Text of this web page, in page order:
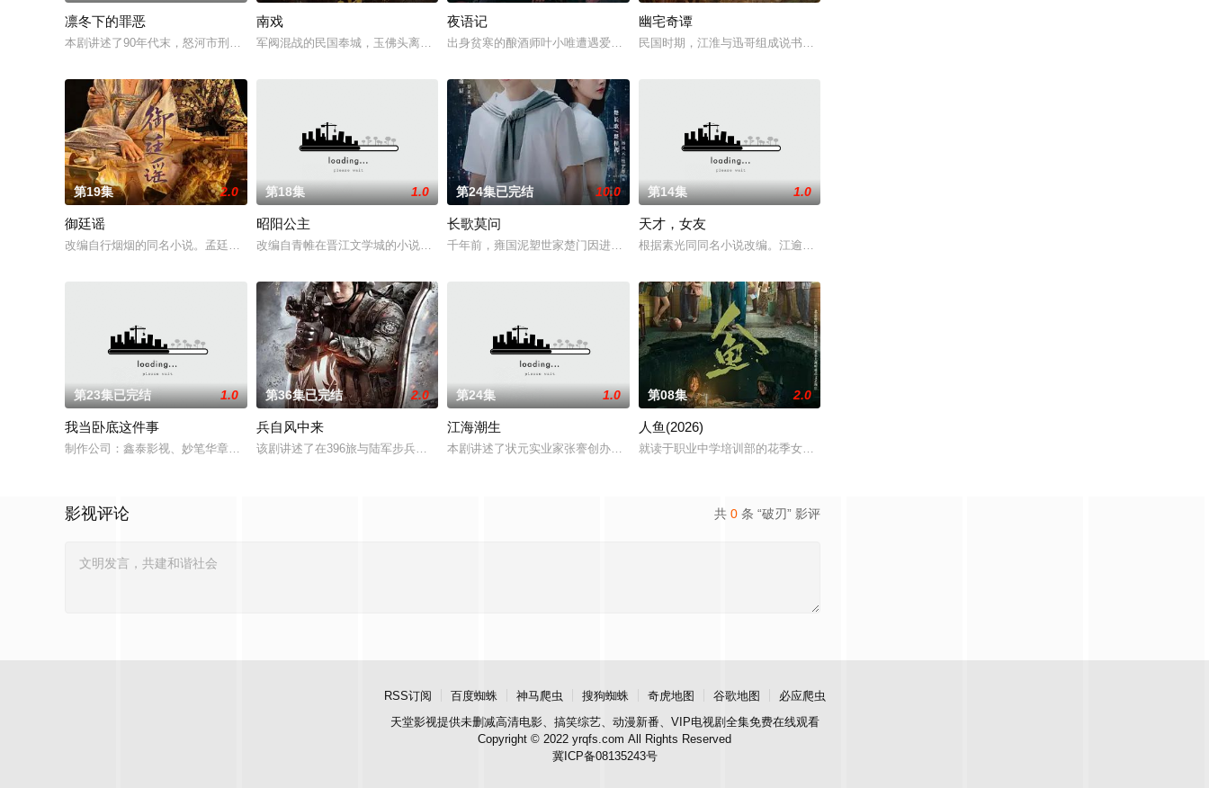
凛冬下的罪恶
本剧讲述了90年代末，怒河市刑侦支队在无普及监控、无DNA鉴定技术的支持下，通过摸排、勘查等传统刑侦手段，接连破获数起重案要
南戏
军阀混战的民国奉城，玉佛头离奇失窃，戏班主横尸戏台，将冷血少帅许又安与昆曲名伶荣筱楠推向不死不休的对立绝境。而他们不知，对方
夜语记
出身贫寒的酿酒师叶小唯遭遇爱人程桉、恩师林晚媚的双重背叛。她从恨意中涅槃重生，借私生女桑落的身份入住程家。她步步为营，周旋在
幽宅奇谭
民国时期，江淮与迅哥组成说书班子，偶遇“白天人住屋，晚上鬼占房”的阴阳宅，江淮被掳走配“阴婚”。他与
第19集 2.0
御廷谣
改编自行烟烟的同名小说。孟廷辉，大平王朝有史以来个以女子进士科三元及第入翰林院的奇女子。十年前的她被他从死人堆里救出来，蓬头
第18集 1.0
昭阳公主
改编自青帷在晋江文学城的小说《平阳公主》。
第24集已完结 10.0
长歌莫问
千年前，雍国泥塑世家楚门因进贡的“十二生肖”离奇流血炸裂，惨遭满门流放，楚父以死鸣冤。楚家大小姐楚梓鸢带着滔天恨意，在屠刀落
第14集 1.0
天才，女友
根据素光同同名小说改编。江逾白长大以后，林知夏忽然对他说：“江逾白，我喜欢你，哲学和生物学意义上的
第23集已完结 1.0
我当卧底这件事
制作公司：鑫泰影视、妙笔华章题材：警匪、反诈规格：15分钟X24集拍摄地点：广东出品人：郑伟、梁可青、孟钰辰、刘凌爽总制片人
第36集已完结 2.0
兵自风中来
该剧讲述了在396旅与陆军步兵学院联合举办的小型军事演习中，郭子剑因不满演习流于形式，假传指令要求真打实抗，虽引发哗然，却获
第24集 1.0
江海潮生
本剧讲述了状元实业家张謇创办大生企业，实业报国的故事。甲午战争后，国家蒙羞，张謇虽高中状元，却渴望寻求强国之路。他毅然弃政从
第08集 2.0
人鱼(2026)
就读于职业中学培训部的花季女生苏琳（黄杨钿甜 饰），虽自小被父母忽视，在艰苦环境中长大，但她始终刻
共 0 条 “破刃” 影评
影视评论
RSS订阅 百度蜘蛛 神马爬虫 搜狗蜘蛛 奇虎地图 谷歌地图
必应爬虫
天堂影视提供未删减高清电影、搞笑综艺、动漫新番、VIP电视剧全集免费在线观看
Copyright © 2022 yrqfs.com All Rights Reserved
冀ICP备08135243号